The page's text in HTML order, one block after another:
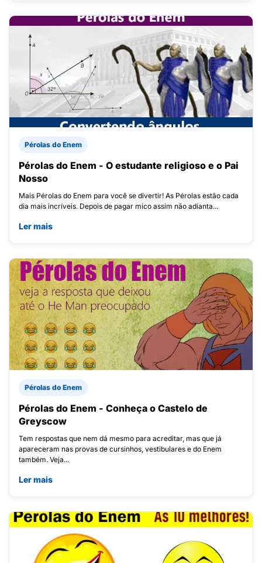
Pérolas do Enem
Pérolas do Enem - O estudante religioso e o Pai
Nosso
Mais Pérolas do Enem para você se divertir! As Pérolas estão cada
dia mais incríveis. Depois de pagar mico assim não adianta...
Ler mais
Pérolas do Enem
Pérolas do Enem - Conheça o Castelo de
Greyscow
Tem respostas que nem dá mesmo para acreditar, mas que já
apareceram nas provas de cursinhos, vestibulares e do Enem
também. Veja...
Ler mais